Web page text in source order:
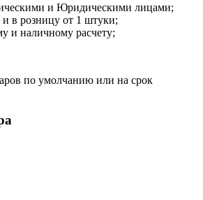
и Юридическими лицами;
в розницу от 1 штуки;
и наличному расчету;
по умолчанию или на срок